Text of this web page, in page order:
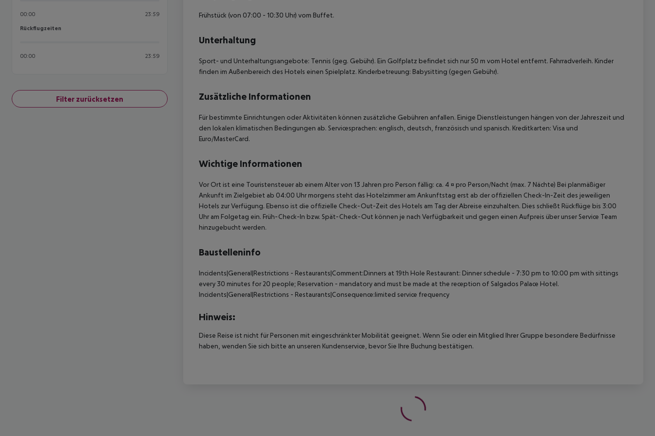
00:00 23:59
Rückflugzeiten
Rückflugzeiten
00:00 23:59
Filter zurücksetzen
Frühstück (von 07:00 - 10:30 Uhr) vom Buffet.
Unterhaltung
Sport- und Unterhaltungsangebote: Tennis (geg. Gebühr). Ein Golfplatz befindet sich nur 50 m vom Hotel entfernt. Fahrradverleih. Kinder
finden im Außenbereich des Hotels einen Spielplatz. Kinderbetreuung: Babysitting (gegen Gebühr).
Zusätzliche Informationen
Für bestimmte Einrichtungen oder Aktivitäten können zusätzliche Gebühren anfallen. Einige Dienstleistungen hängen von der Jahreszeit und
den lokalen klimatischen Bedingungen ab. Servicesprachen: englisch, deutsch, französisch und spanisch. Kreditkarten: Visa und
Euro/MasterCard.
Wichtige Informationen
Vor Ort ist eine Touristensteuer ab einem Alter von 13 Jahren pro Person fällig: ca. 4 ¤ pro Person/Nacht (max. 7 Nächte) Bei planmäßiger
Ankunft im Zielgebiet ab 04:00 Uhr morgens steht das Hotelzimmer am Ankunftstag erst ab der offiziellen Check-In-Zeit des jeweiligen
Hotels zur Verfügung. Ebenso ist die offizielle Check-Out-Zeit des Hotels am Tag der Abreise einzuhalten. Dies schließt Rückflüge bis 3:00
Uhr am Folgetag ein. Früh-Check-In bzw. Spät-Check-Out können je nach Verfügbarkeit und gegen einen Aufpreis über unser Service Team
hinzugebucht werden.
Baustelleninfo
Incidents|General|Restrictions - Restaurants|Comment:Dinners at 19th Hole Restaurant: Dinner schedule - 7:30 pm to 10:00 pm with sittings
every 30 minutes for 20 people; Reservation - mandatory and must be made at the reception of Salgados Palace Hotel.
Incidents|General|Restrictions - Restaurants|Consequence:limited service frequency
Hinweis:
Diese Reise ist nicht für Personen mit eingeschränkter Mobilität geeignet. Wenn Sie oder ein Mitglied Ihrer Gruppe besondere Bedürfnisse
haben, wenden Sie sich bitte an unseren Kundenservice, bevor Sie Ihre Buchung bestätigen.